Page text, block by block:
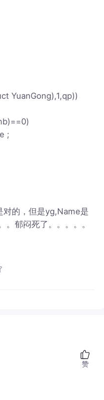
YuanGong),1,qp))
;
的，但是yg,Name是
郁闷死了。。。。。
赞